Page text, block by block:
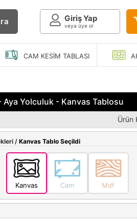
Giriş Yap
veya üye ol
CAM KESIM TABLASI
Aya Yolculuk - Kanvas Tablosu
Ürün
/ Kanvas Tablo Seçildi
Kanvas Cam Mdf